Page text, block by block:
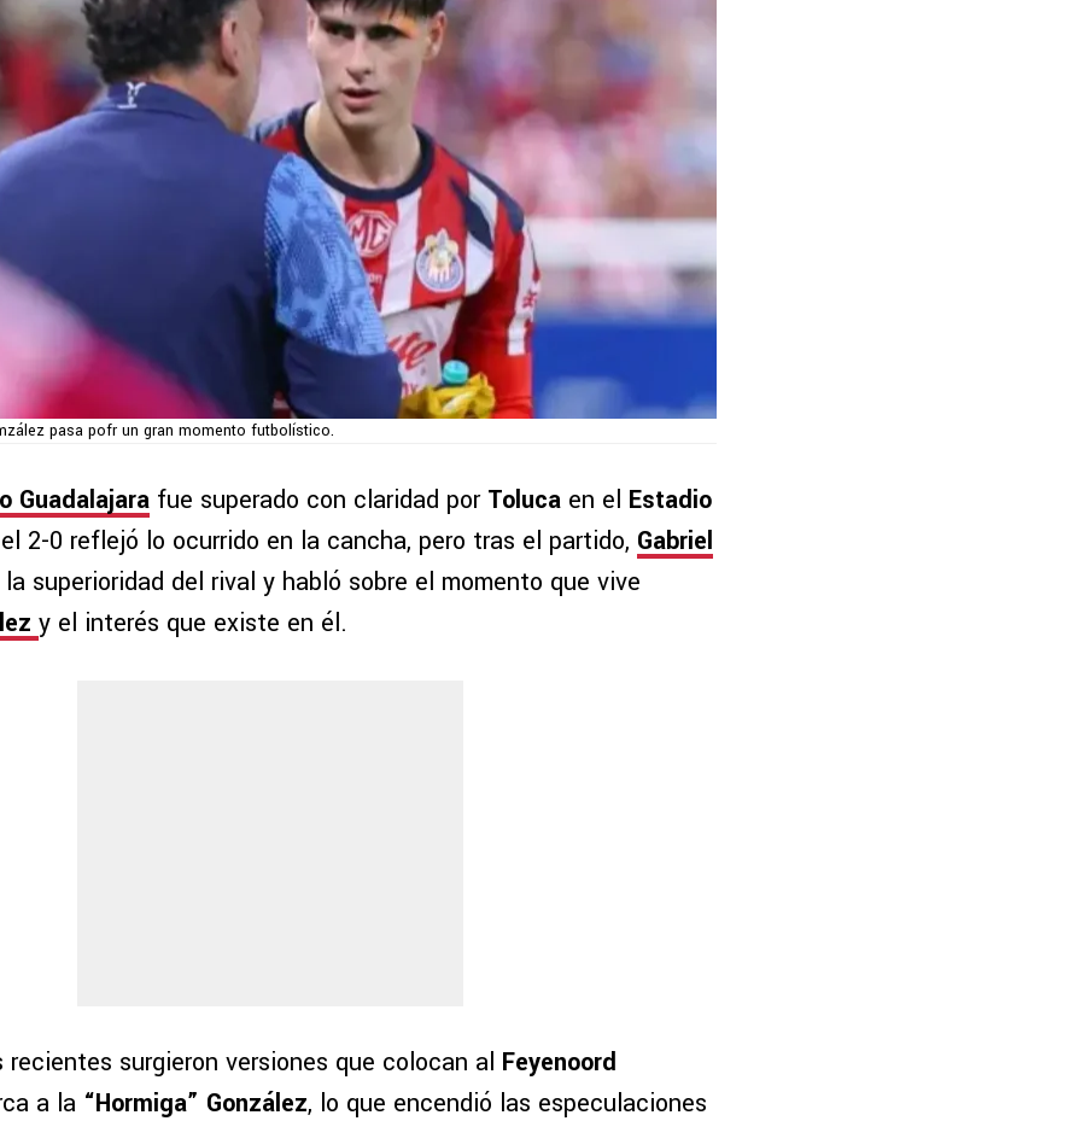
pasa pofr un gran momento futbolístico.
Guadalajara fue superado con claridad por Toluca en el Estadio
2-0 reflejó lo ocurrido en la cancha, pero tras el partido, Gabriel
superioridad del rival y habló sobre el momento que vive
y el interés que existe en él.
recientes surgieron versiones que colocan al Feyenoord
a la “Hormiga” González, lo que encendió las especulaciones